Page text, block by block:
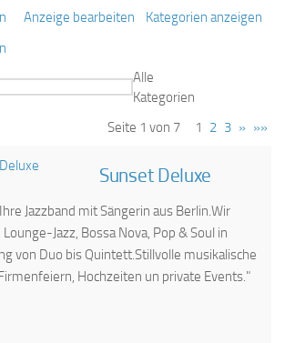
Anzeige bearbeiten
Kategorien anzeigen
Alle
Kategorien
Seite 1 von 7
1 2 3 » »»
Sunset Deluxe
Jazzband mit Sängerin aus Berlin.Wir
Jazz, Bossa Nova, Pop & Soul in
von Duo bis Quintett.Stillvolle musikalische
Hochzeiten un private Events."